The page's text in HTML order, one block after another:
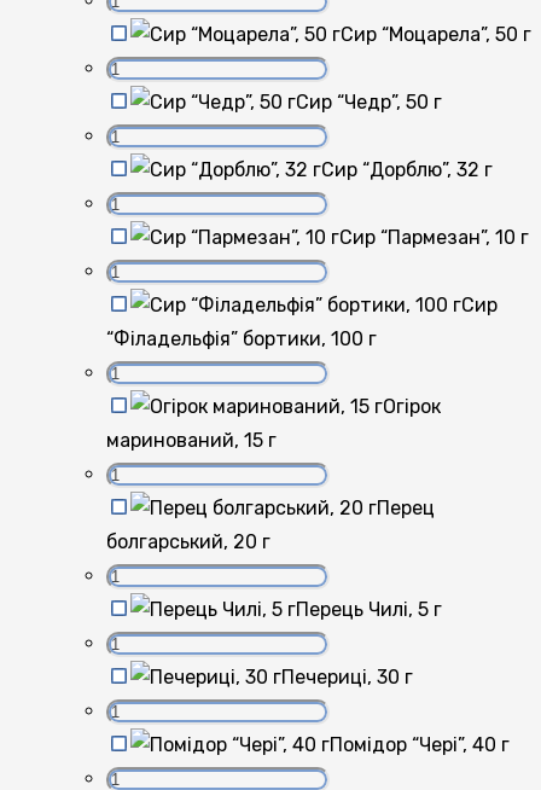
Сир “Моцарела”, 50 г
Сир “Чедр”, 50 г
Сир “Дорблю”, 32 г
Сир “Пармезан”, 10 г
Сир
“Філадельфія” бортики, 100 г
Огірок
маринований, 15 г
Перец
болгарський, 20 г
Перець Чилі, 5 г
Печериці, 30 г
Помідор “Чері”, 40 г